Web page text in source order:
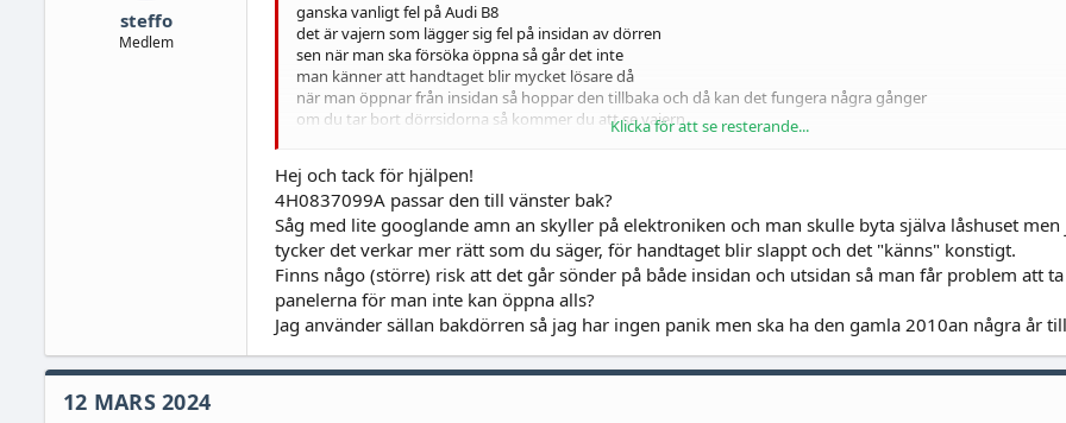
steffo
Medlem
ganska vanligt fel på Audi B8
det är vajern som lägger sig fel på insidan av dörren
sen när man ska försöka öppna så går det inte
man känner att handtaget blir mycket lösare då
när man öppnar från insidan så hoppar den tillbaka och då kan det fungera några gånger
om du tar bort dörrsidorna så kommer du att se vajern
sätta buntband på samma sätt
men har redan beställt ny vajer OM det inte går att lösa med buntband så byter jag vajer
slipper riva panelen två gånger
vajer kostade 100:-/st från kina köpte två så man slipper vänta 4-5v om man skulle behöva byta
artnr 4H0837099A
kika här oxå om du vill veta andra vanliga fel som B8 drabbas av
A4 B8 -09 Låskistor, vilket nr?
Ska beställa låskistor till dörrarna men finns flera olika orginal nummer på samma del, vet någon vilket som
Klicka för att se resterande...
Hej och tack för hjälpen!
4H0837099A passar den till vänster bak?
Såg med lite googlande amn an skyller på elektroniken och man skulle byta själva låshuset men
tycker det verkar mer rätt som du säger, för handtaget blir slappt och det "känns" konstigt.
Finns någo (större) risk att det går sönder på både insidan och utsidan så man får problem att
panelerna för man inte kan öppna alls?
Jag använder sällan bakdörren så jag har ingen panik men ska ha den gamla 2010an några år
12 MARS 2024